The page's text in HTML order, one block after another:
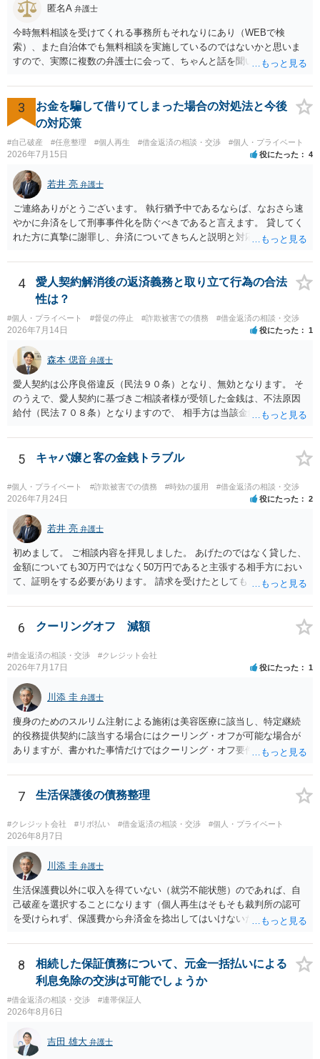
匿名A 弁護士
今時無料相談を受けてくれる事務所もそれなりにあり（WEBで検
索）、また自治体でも無料相談を実施しているのではないかと思いま
すので、実際に複数の弁護士に会って、ちゃんと話を聞いてくれる
はそもそも事案を把握できていないようですので、御相談の案件につ
いては弁護士として能力不足なのかもしれません。相手にしない方が
良いと思います。ただ、仮想通貨詐欺の被害回復は現実的には難しい
かもしれません。
3
お金を騙して借りてしまった場合の対処法と今後
の対応策
#自己破産 #任意整理 #個人再生 #借金返済の相談・交渉 #個人・プライベート
2026年7月15日 役にたった 4
若井 亮 弁護士
ご連絡ありがとうございます。 執行猶予中であるならば、なおさら速
やかに弁済をして刑事事件化を防ぐべきであると言えます。 貸してく
れた方に真摯に謝罪し、弁済についてきちんと説明と対応を行ってい
4
愛人契約解消後の返済義務と取り立て行為の合法
性は？
#個人・プライベート #督促の停止 #詐欺被害での債務 #借金返済の相談・交渉
2026年7月14日 役にたった 1
森本 偲音 弁護士
愛人契約は公序良俗違反（民法９０条）となり、無効となります。 そ
のうえで、愛人契約に基づきご相談者様が受領した金銭は、不法原因
給付（民法７０８条）となりますので、 相手方は当該金銭の返還請求
5 キャバ嬢と客の金銭トラブル
#個人・プライベート #詐欺被害での債務 #時効の援用 #借金返済の相談・交渉
2026年7月24日 役にたった 2
若井 亮 弁護士
初めまして。 ご相談内容を拝見しました。 あげたのではなく貸した、
金額についても30万円ではなく50万円であると主張する相手方におい
て、証明をする必要があります。 請求を受けたとしても、もらったも
れることになるでしょう。 請求があるまでは、こちらからアクション
を起こす必要はないかと思います。
6 クーリングオフ 減額
#借金返済の相談・交渉 #クレジット会社
2026年7月17日 役にたった 1
川添 圭 弁護士
痩身のためのスルリム注射による施術は美容医療に該当し、特定継続
的役務提供契約に該当する場合にはクーリング・オフが可能な場合が
ありますが、書かれた事情だけではクーリング・オフ要件を満たして
か）が不明です。仮に特定継続的役務提供契約に該当する場合には、
クーリング・オフができない場合でも中途解約は可能ですが、この点
も含めて、最寄りの消費生活センターで詳しい資料をもとに相談して
いただいた方がよいでしょう。
7 生活保護後の債務整理
#クレジット会社 #リボ払い #借金返済の相談・交渉 #個人・プライベート
2026年8月7日
川添 圭 弁護士
生活保護費以外に収入を得ていない（就労不能状態）のであれば、自
己破産を選択することになります（個人再生はそもそも裁判所の認可
を受けられず、保護費から弁済金を捻出してはいけないため任意整理
士費用は法テラスが負担し、裁判所の予納金等も法テラスが援助して
くれるため、弁護士へ自己破産を任せれば解決します。
8
相続した保証債務について、元金一括払いによる
利息免除の交渉は可能でしょうか
#借金返済の相談・交渉 #連帯保証人
2026年8月6日
吉田 雄大 弁護士